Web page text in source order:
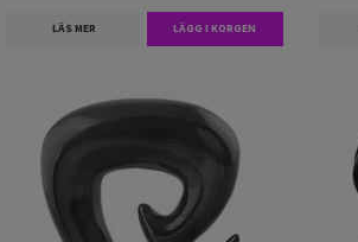
LÄS MER LÄGG I KORGEN